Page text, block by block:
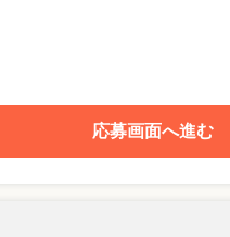
応募画面へ進む